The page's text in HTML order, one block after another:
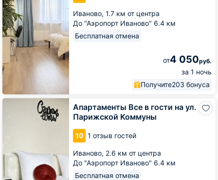
Иваново, 1.7 км от центра
До "Аэропорт Иваново" 6.4 км
Бесплатная отмена
от4 050руб.
за 1 ночь
Получите203 бонуса
Менделеева
Апартаменты Все в гости на ул.
Парижской Коммуны
10 1 отзыв гостей
Иваново, 2.6 км от центра
До "Аэропорт Иваново" 6.4 км
Бесплатная отмена
Апартаменты
Парижской
Коммуны